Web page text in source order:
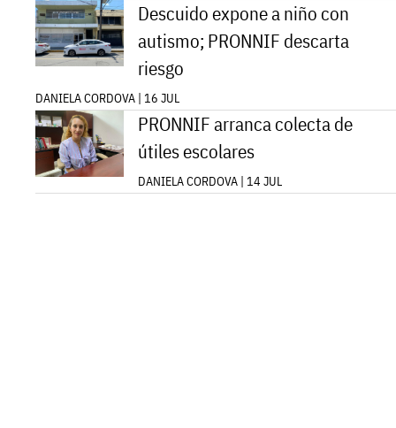
Descuido expone a niño con
autismo; PRONNIF descarta
riesgo
DANIELA CORDOVA | 16 JUL
PRONNIF arranca colecta de
útiles escolares
DANIELA CORDOVA | 14 JUL